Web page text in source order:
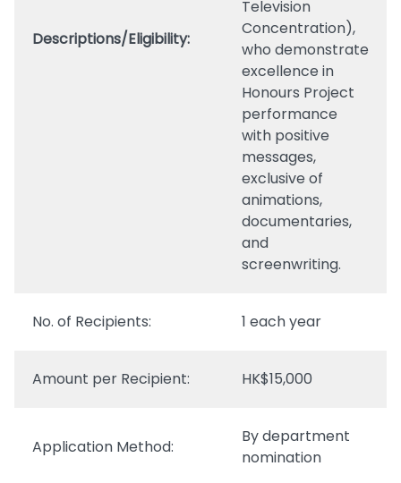
Descriptions/Eligibility:
Television
Concentration),
who demonstrate
excellence in
Honours Project
performance
with positive
messages,
exclusive of
animations,
documentaries,
and
screenwriting.
No. of Recipients: 1 each year
Amount per Recipient: HK$15,000
Application Method:
By department
nomination